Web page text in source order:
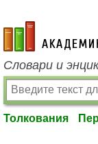
academic.ru
Словари и
Толкования